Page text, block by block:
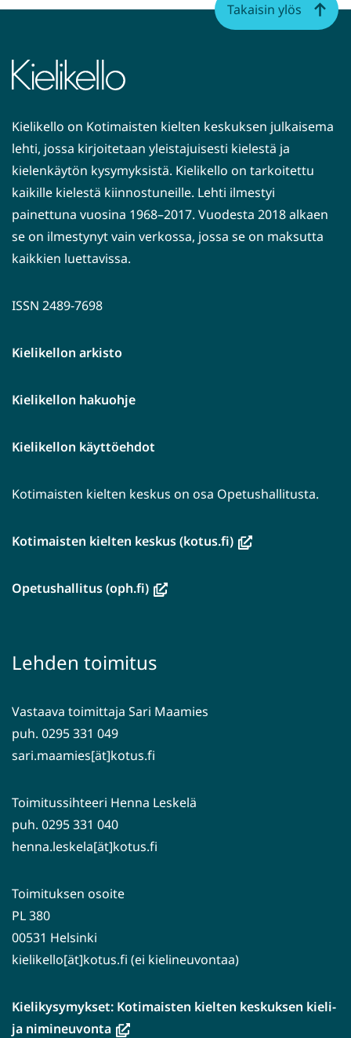
Kielikello on Kotimaisten kielten keskuksen julkaisema
lehti, jossa kirjoitetaan yleistajuisesti kielestä ja
kielenkäytön kysymyksistä. Kielikello on tarkoitettu
kaikille kielestä kiinnostuneille. Lehti ilmestyi
painettuna vuosina 1968–2017. Vuodesta 2018 alkaen
se on ilmestynyt vain verkossa, jossa se on maksutta
kaikkien luettavissa.
ISSN 2489-7698
Kielikellon arkisto
Kielikellon hakuohje
Kielikellon käyttöehdot
Kotimaisten kielten keskus on osa Opetushallitusta.
Kotimaisten kielten keskus (kotus.fi)(avautuu
Opetushallitus (oph.fi)(avautuu
toiseen
Lehden toimitus
Vastaava toimittaja Sari Maamies
puh. 0295 331 049
sari.maamies[ät]kotus.fi
Toimitussihteeri Henna Leskelä
puh. 0295 331 040
henna.leskela[ät]kotus.fi
Toimituksen osoite
PL 380
00531 Helsinki
kielikello[ät]kotus.fi (ei kielineuvontaa)
Kielikysymykset: Kotimaisten kielten keskuksen kieli-
ja nimineuvonta(avautuu
Takaisin ylös